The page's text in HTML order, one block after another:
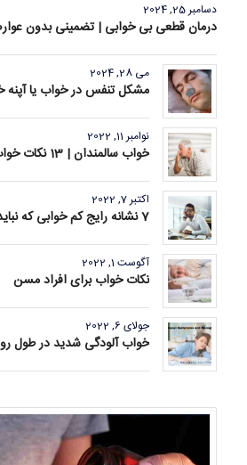
دسامبر 25, 2024
درمان قطعی بی خوابی | تضمینی بدون
می 28, 2024
مشکل تنفس در خواب یا
نوامبر 11, 2022
خواب سالمندان | 13 نکات خواب برای افراد مسن
اکتبر 7, 2022
7 نشانه رایج کم خوابی که نباید نادیده بگیرید
آگوست 1, 2022
نکات خواب برای افراد مسن
جولای 6, 2022
خواب آلودگی شدید در طول